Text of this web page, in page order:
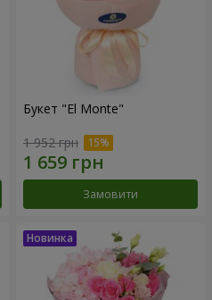
Букет "El Monte"
1 952 грн
Замовити